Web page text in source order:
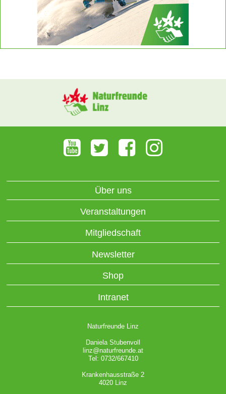
Über uns
Veranstaltungen
Mitgliedschaft
Newsletter
Shop
Intranet
Naturfreunde Linz
Daniela Stubenvoll
linz@naturfreunde.at
Tel: 0732/667410
Krankenhausstraße 2
4020 Linz